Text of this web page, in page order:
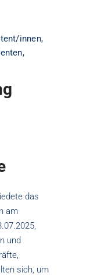
innen,
,
das
am
und
sich, um